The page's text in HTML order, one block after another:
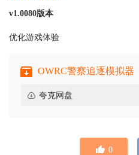
v1.0080版本
优化游戏体验
OWRC警察追逐模拟器
夸克网盘
0